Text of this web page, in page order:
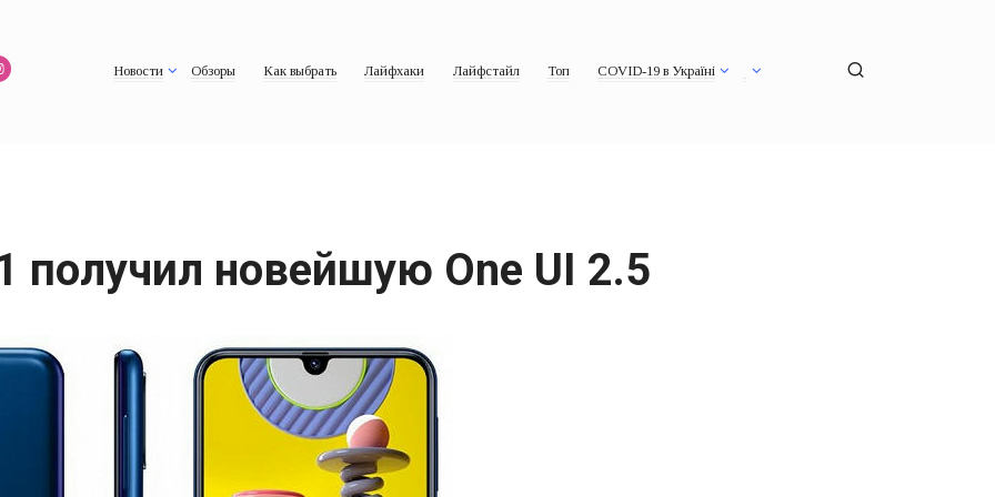
Новости Обзоры Как выбрать Лайфхаки Лайфстайл Топ COVID-19 в Україні
получил новейшую One UI 2.5